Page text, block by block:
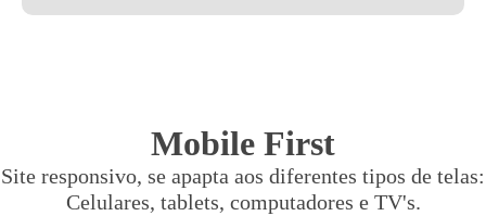
Mobile First
Site responsivo, se apapta aos diferentes tipos de telas:
Celulares, tablets, computadores e TV's.